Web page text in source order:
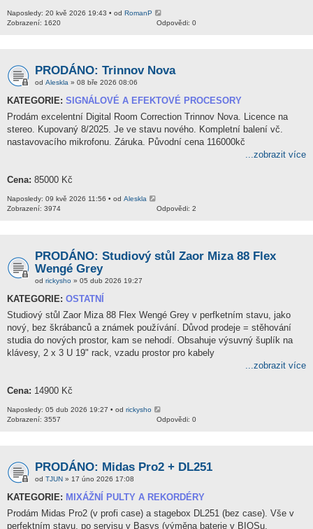
Naposledy: 20 kvě 2026 19:43 • od RomanP
Odpovědi: 0
Zobrazení: 1620
PRODÁNO: Trinnov Nova
od Aleskla » 08 bře 2026 08:06
KATEGORIE: SIGNÁLOVÉ A EFEKTOVÉ PROCESORY
Prodám excelentní Digital Room Correction Trinnov Nova. Licence na
stereo. Kupovaný 8/2025. Je ve stavu nového. Kompletní balení vč.
nastavovacího mikrofonu. Záruka. Původní cena 116000kč
...zobrazit více
Cena: 85000 Kč
Naposledy: 09 kvě 2026 11:56 • od Aleskla
Odpovědi: 2
Zobrazení: 3974
PRODÁNO: Studiový stůl Zaor Miza 88 Flex
Wengé Grey
od rickysho » 05 dub 2026 19:27
KATEGORIE: OSTATNÍ
Studiový stůl Zaor Miza 88 Flex Wengé Grey v perfketním stavu, jako
nový, bez škrábanců a známek používání. Důvod prodeje = stěhování
studia do nových prostor, kam se nehodí. Obsahuje výsuvný šuplík na
klávesy, 2 x 3 U 19" rack, vzadu prostor pro kabely
...zobrazit více
Cena: 14900 Kč
Naposledy: 05 dub 2026 19:27 • od rickysho
Odpovědi: 0
Zobrazení: 3557
PRODÁNO: Midas Pro2 + DL251
od TJUN » 17 úno 2026 17:08
KATEGORIE: MIXÁŽNÍ PULTY A REKORDÉRY
Prodám Midas Pro2 (v profi case) a stagebox DL251 (bez case). Vše v
perfektním stavu, po servisu v Basys (výměna baterie v BIOSu,